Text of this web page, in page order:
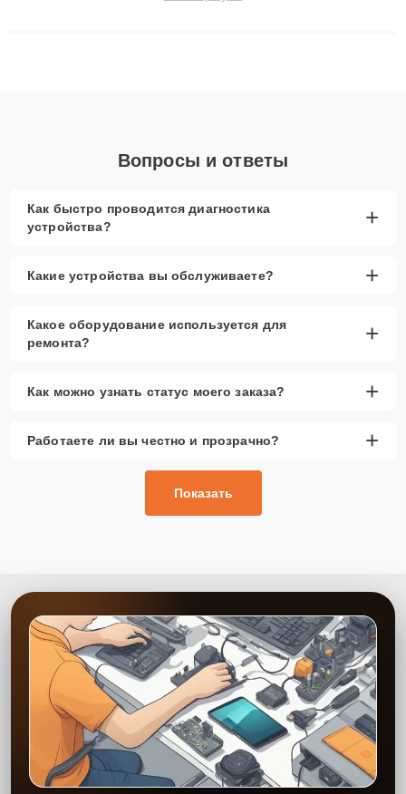
Вопросы и ответы
Как быстро проводится диагностика
устройства?
+
Какие устройства вы обслуживаете? +
Какое оборудование используется для
ремонта?
+
Как можно узнать статус моего заказа? +
Работаете ли вы честно и прозрачно? +
Показать